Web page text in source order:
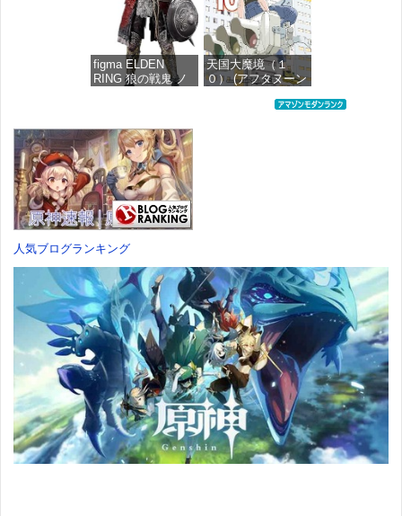
価格：¥4,676
価格：¥1,949
figma ELDEN
RING 狼の戦鬼 ノ
価格：¥13,115
天国大魔境（１
０） (アフタヌーン
人気ブログランキング